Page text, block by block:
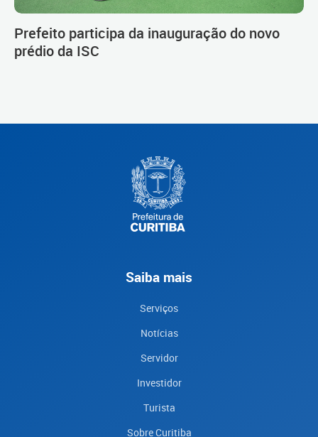
Prefeito participa da inauguração do novo
prédio da ISC
Saiba mais
Serviços
Notícias
Servidor
Investidor
Turista
Sobre Curitiba